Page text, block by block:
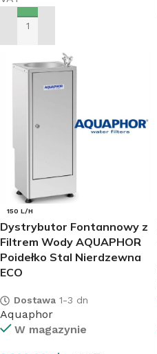
DODAJ DO KOSZYKA
150 L/H
Dystrybutor Fontannowy z
Filtrem Wody AQUAPHOR
Poidełko Stal Nierdzewna
ECO
Dostawa 1-3 dn
Aquaphor
W magazynie